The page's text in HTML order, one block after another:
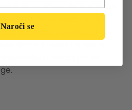
na očiščeno in tonizirano
ter jo nežno vtrite.
uporabo z esenco 3
doma kremo nanesite
uporabi pa za
Naroči se